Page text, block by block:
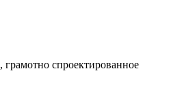
спроектированное